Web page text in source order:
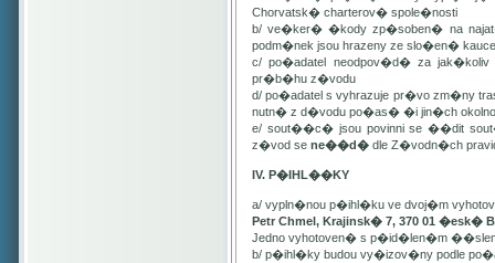
Chorvatsk� charterov� spole�nosti
b/ ve�ker� �kody zp�soben� na
podm�nek jsou hrazeny ze slo�en� kauce
c/ po�adatel neodpov�d� za
pr�b�hu z�vodu
d/ po�adatel s vyhrazuje pr�vo zm�ny
nutn� z d�vodu po�as� �i jin�ch
e/ sout��c� jsou povinni se ��dit
z�vod se ne��d� dle Z�vodn�ch
IV. P�IHL��KY
a/ vypln�nou p�ihl�ku ve dvoj�m
Petr Chmel, Krajinsk� 7, 370 01 �esk�
Jedno vyhotoven� s p�id�len�m
b/ p�ihl�ky budou vy�izov�ny podle